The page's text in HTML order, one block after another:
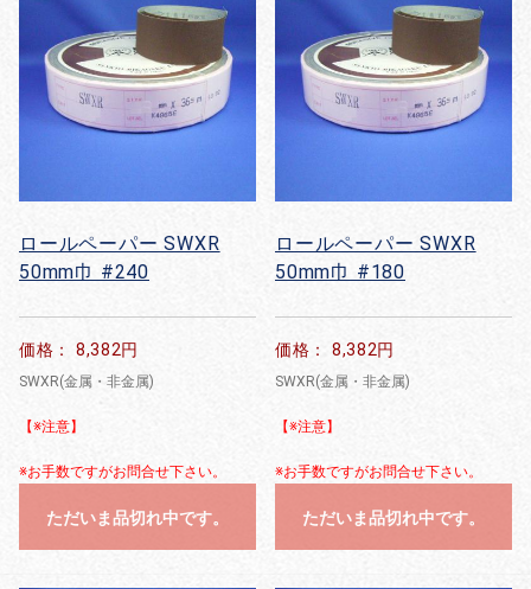
ロールペーパー SWXR
50mm巾 #240
価格： 8,382円
SWXR(金属・非金属)
【※注意】
※お手数ですがお問合せ下さい。
ただいま品切れ中です。
ロールペーパー SWXR
50mm巾 #180
価格： 8,382円
SWXR(金属・非金属)
【※注意】
※お手数ですがお問合せ下さい。
ただいま品切れ中です。